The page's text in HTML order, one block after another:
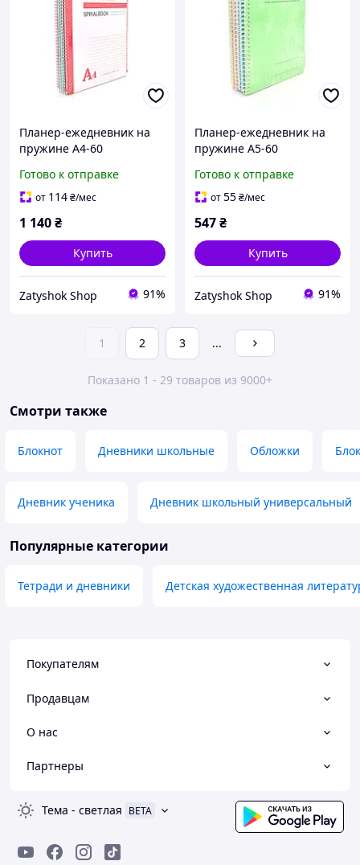
Планер-ежедневник на
пружине А4-60
Готово к отправке
от 114₴/мес
1 140₴
Купить
Zatyshok Shop 91%
Планер-ежедневник на
пружине А5-60
Готово к отправке
от55₴/мес
547₴
Купить
Zatyshok Shop 91%
1 2 3 ...
Показано 1 - 29 товаров из 9000+
Смотри также
Блокнот Дневники школьные Обложки
Дневник ученика Дневник школьный универсальный
Популярные категории
Тетради и дневники Детская художественная
Покупателям
Продавцам
О нас
Партнеры
Тема - светлая BETA